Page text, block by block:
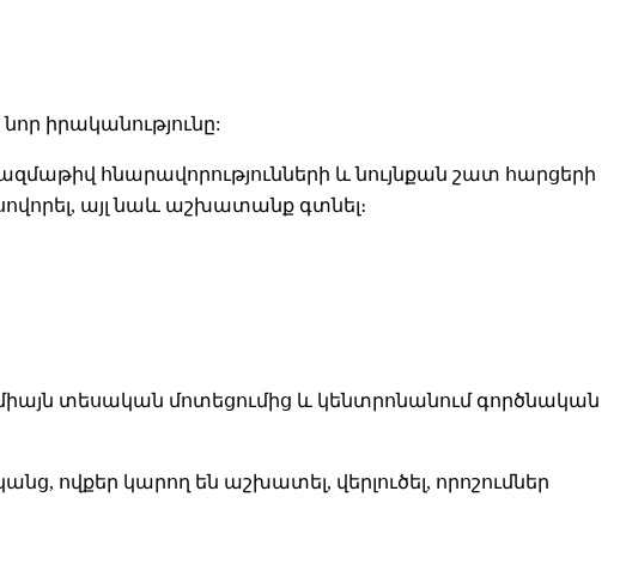
իրականությունը:
հնարավորությունների և նույնքան շատ հարցերի
այլ նաև աշխատանք գտնել։
տեսական մոտեցումից և կենտրոնանում գործնական
ովքեր կարող են աշխատել, վերլուծել, որոշումներ